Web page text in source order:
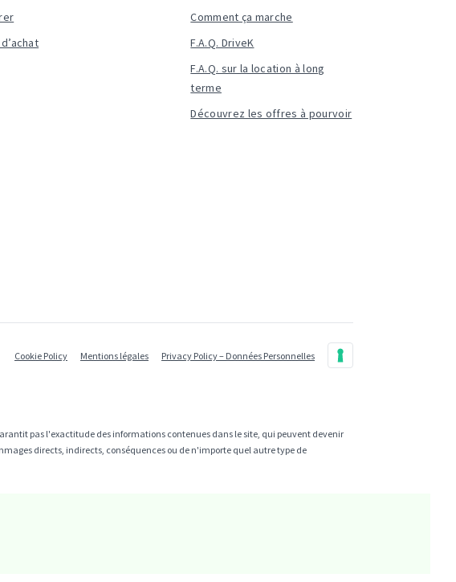
Comment ça marche
F.A.Q. DriveK
F.A.Q. sur la location à long
terme
Découvrez les offres à pourvoir
Cookie Policy Mentions légales Privacy Policy – Données Personnelles
pas l'exactitude des informations contenues dans le site, qui peuvent devenir
directs, indirects, conséquences ou de n'importe quel autre type de